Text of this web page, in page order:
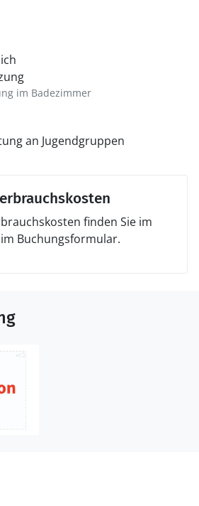
im Badezimmer
an Jugendgruppen
finden Sie im
Buchungsformular.